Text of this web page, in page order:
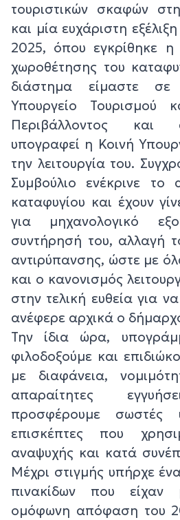
τουριστικών σκαφών
και μία ευχάριστη
2025, όπου εγκρίθηκε
χωροθέτησης του
διάστημα είμαστε
Υπουργείο Τουρισμού
Περιβάλλοντος και
υπογραφεί η Κοινή
την λειτουργία του.
Συμβούλιο ενέκρινε το
καταφυγίου και έχουν
για μηχανολογικό
συντήρησή του, αλλαγή
αντιρύπανσης, ώστε με
και ο κανονισμός
στην τελική ευθεία για
ανέφερε αρχικά ο
Την ίδια ώρα,
φιλοδοξούμε και
με διαφάνεια,
απαραίτητες
προσφέρουμε σωστές
επισκέπτες που
αναψυχής και κατά
Μέχρι στιγμής υπήρχε
πινακίδων που
ομόφωνη απόφαση του